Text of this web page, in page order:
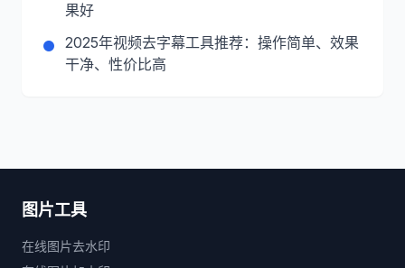
果好
2025年视频去字幕工具推荐：操作简单、效果
干净、性价比高
图片工具
在线图片去水印